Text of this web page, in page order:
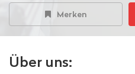
Merken
Über uns: